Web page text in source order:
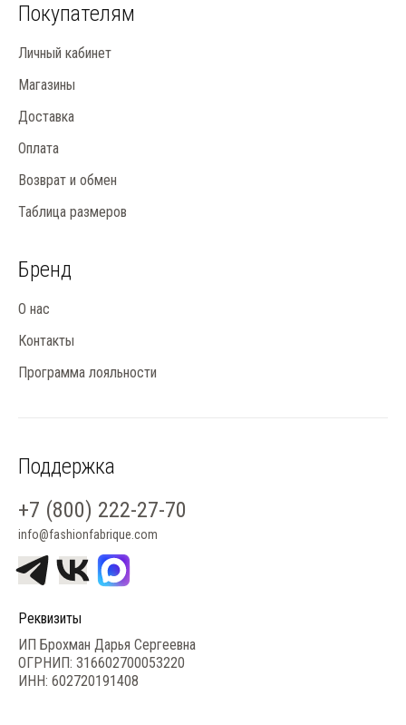
Покупателям
Личный кабинет
Магазины
Доставка
Оплата
Возврат и обмен
Таблица размеров
Бренд
О нас
Контакты
Программа лояльности
Поддержка
+7 (800) 222-27-70
info@fashionfabrique.com
Реквизиты
ИП Брохман Дарья Сергеевна
ОГРНИП: 316602700053220
ИНН: 602720191408